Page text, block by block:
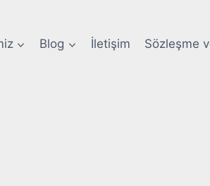
Blog İletişim Sözleşme